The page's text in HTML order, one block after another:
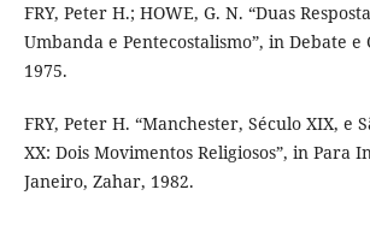
FRY, Peter H.; HOWE, G. N. “Duas
Umbanda e Pentecostalismo”, in Debate e
1975.
FRY, Peter H. “Manchester, Século XIX, e
XX: Dois Movimentos Religiosos”, in Para
Janeiro, Zahar, 1982.